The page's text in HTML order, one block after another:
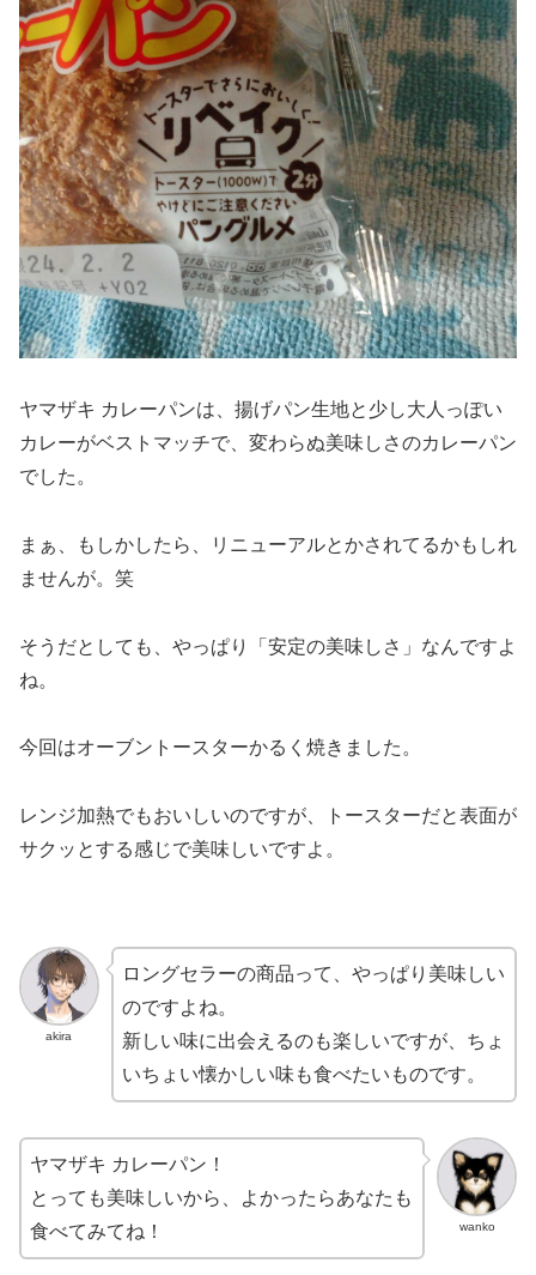
ヤマザキ カレーパンは、揚げパン生地と少し大人っぽい
カレーがベストマッチで、変わらぬ美味しさのカレーパン
でした。
まぁ、もしかしたら、リニューアルとかされてるかもしれ
ませんが。笑
そうだとしても、やっぱり「安定の美味しさ」なんですよ
ね。
今回はオーブントースターかるく焼きました。
レンジ加熱でもおいしいのですが、トースターだと表面が
サクッとする感じで美味しいですよ。
akira
ロングセラーの商品って、やっぱり美味しい
のですよね。
新しい味に出会えるのも楽しいですが、ちょ
いちょい懐かしい味も食べたいものです。
wanko
ヤマザキ カレーパン！
とっても美味しいから、よかったらあなたも
食べてみてね！